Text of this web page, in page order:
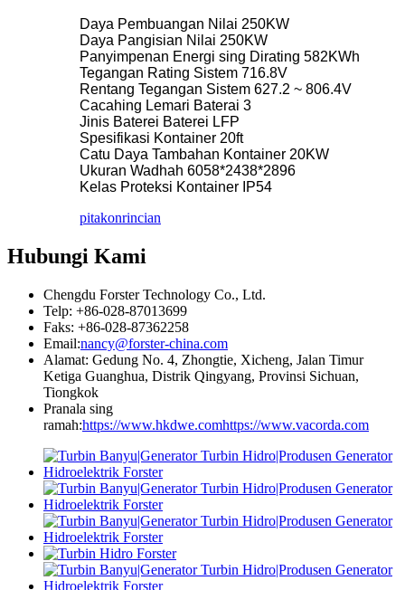
Daya Pembuangan Nilai 250KW
Daya Pangisian Nilai 250KW
Panyimpenan Energi sing Dirating 582KWh
Tegangan Rating Sistem 716.8V
Rentang Tegangan Sistem 627.2 ~ 806.4V
Cacahing Lemari Baterai 3
Jinis Baterei Baterei LFP
Spesifikasi Kontainer 20ft
Catu Daya Tambahan Kontainer 20KW
Ukuran Wadhah 6058*2438*2896
Kelas Proteksi Kontainer IP54
pitakonrincian
Hubungi Kami
Chengdu Forster Technology Co., Ltd.
Telp: +86-028-87013699
Faks: +86-028-87362258
Email:nancy@forster-china.com
Alamat: Gedung No. 4, Zhongtie, Xicheng, Jalan Timur
Ketiga Guanghua, Distrik Qingyang, Provinsi Sichuan,
Tiongkok
Pranala sing
ramah:https://www.hkdwe.comhttps://www.vacorda.com